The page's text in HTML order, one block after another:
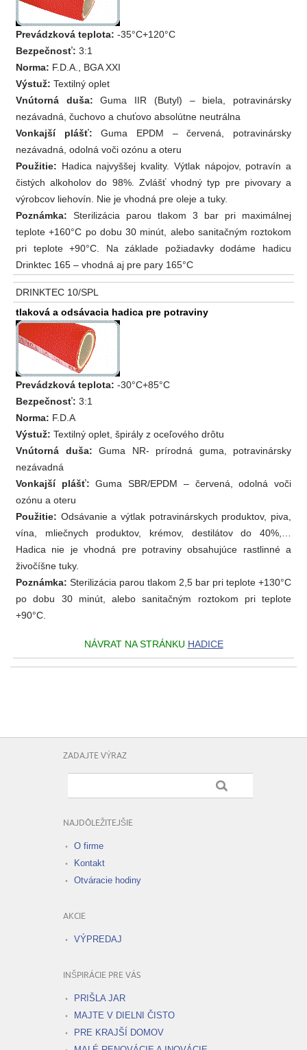
Prevádzková teplota: -35°C+120°C
Bezpečnosť: 3:1
Norma: F.D.A., BGA XXI
Výstuž: Textilný oplet
Vnútorná duša: Guma IIR (Butyl) – biela, potravinársky
nezávadná, čuchovo a chuťovo absolútne neutrálna
Vonkajší plášť: Guma EPDM – červená, potravinársky
nezávadná, odolná voči ozónu a oteru
Použitie: Hadica najvyššej kvality. Výtlak nápojov, potravín a
čistých alkoholov do 98%. Zvlášť vhodný typ pre pivovary a
výrobcov liehovín. Nie je vhodná pre oleje a tuky.
Poznámka: Sterilizácia parou tlakom 3 bar pri maximálnej
teplote +160°C po dobu 30 minút, alebo sanitačným roztokom
pri teplote +90°C. Na základe požiadavky dodáme hadicu
Drinktec 165 – vhodná aj pre pary 165°C
DRINKTEC 10/SPL
tlaková a odsávacia hadica pre potraviny
Prevádzková teplota: -30°C+85°C
Bezpečnosť: 3:1
Norma: F.D.A
Výstuž: Textilný oplet, špirály z oceľového drôtu
Vnútorná duša: Guma NR- prírodná guma, potravinársky
nezávadná
Vonkajší plášť: Guma SBR/EPDM – červená, odolná voči
ozónu a oteru
Použitie: Odsávanie a výtlak potravinárskych produktov, piva,
vína, mliečnych produktov, krémov, destilátov do 40%,…
Hadica nie je vhodná pre potraviny obsahujúce rastlinné a
živočíšne tuky.
Poznámka: Sterilizácia parou tlakom 2,5 bar pri teplote +130°C
po dobu 30 minút, alebo sanitačným roztokom pri teplote
+90°C.
NÁVRAT NA STRÁNKU HADICE
ZADAJTE VÝRAZ
NAJDÔLEŽITEJŠIE
O firme
Kontakt
Otváracie hodiny
AKCIE
VÝPREDAJ
INŠPIRÁCIE PRE VÁS
PRIŠLA JAR
MAJTE V DIELNI ČISTO
PRE KRAJŠÍ DOMOV